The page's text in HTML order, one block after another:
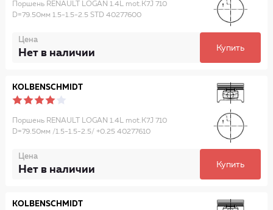
Поршень RENAULT LOGAN 1.4L mot.K7J 710
D=79.50мм 1.5-1.5-2.5 STD 40277600
Цена
Нет в наличии Купить
KOLBENSCHMIDT
Поршень RENAULT LOGAN 1.4L mot.K7J 710
D=79.50мм /1.5-1.5-2.5/ +0.25 40277610
Цена
Нет в наличии Купить
KOLBENSCHMIDT